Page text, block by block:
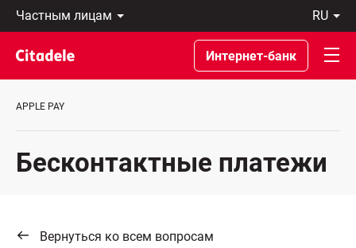
Частным
лицам
Предприятиям
Private
Banking
банке
ru
Latviski
По-
русски
In
Интернет-банк
APPLE PAY
Бесконтактные платежи
Вернуться ко всем вопросам